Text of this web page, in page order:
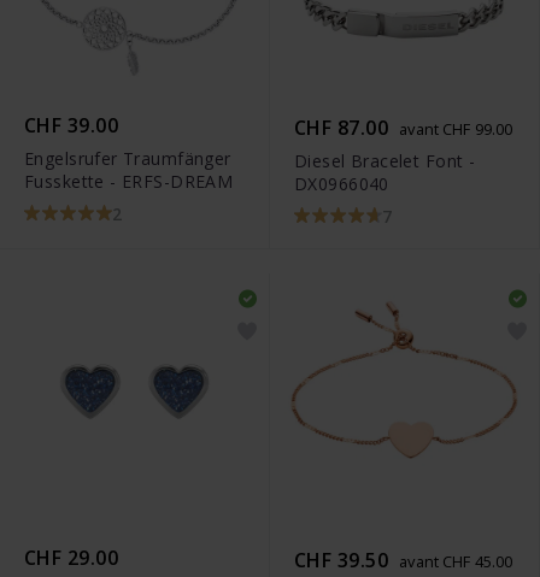
CHF 39.00
Engelsrufer Traumfänger
Fusskette - ERFS-DREAM
2
CHF 87.00 avant CHF 99.00
Diesel Bracelet Font -
DX0966040
7
CHF 29.00 CHF 39.50 avant CHF 45.00